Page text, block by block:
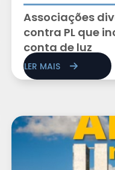
Associações
contra PL que
conta de luz
LER MAIS